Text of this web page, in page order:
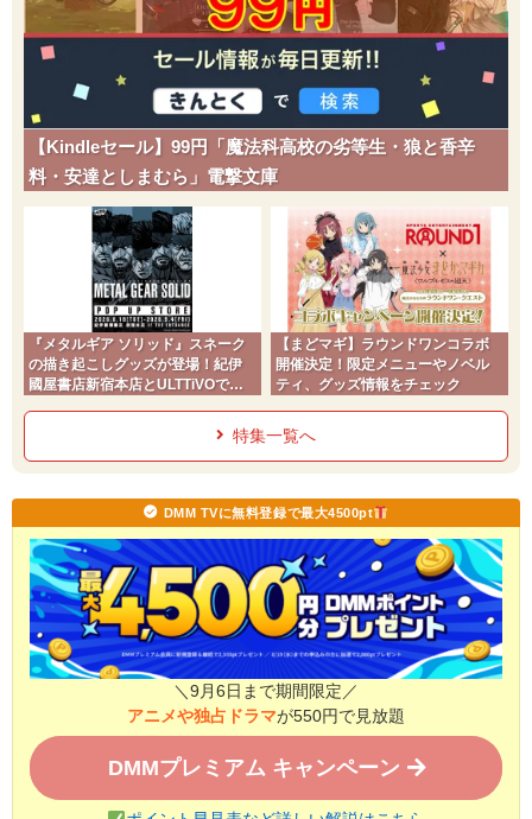
【Kindleセール】99円「魔法科高校の劣等生・狼と香辛
料・安達としまむら」電撃文庫
『メタルギア ソリッド』スネーク
の描き起こしグッズが登場！紀伊
國屋書店新宿本店とULTTiVOで販
【まどマギ】ラウンドワンコラボ
開催決定！限定メニューやノベル
ティ、グッズ情報をチェック
特集一覧へ
DMM TVに無料登録で最大4500pt
＼9月6日まで期間限定／
アニメや独占ドラマが550円で見放題
DMMプレミアム キャンペーン